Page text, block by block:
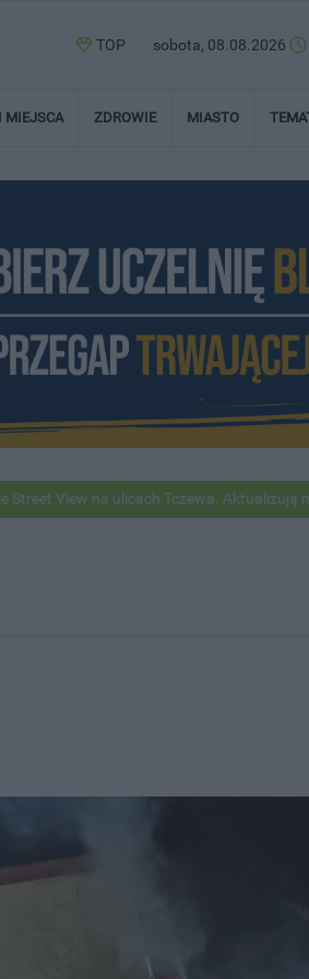
TOP sobota, 08.08.2026
MIEJSCA ZDROWIE MIASTO
ulicach Tczewa. Aktualizują mapy Pod